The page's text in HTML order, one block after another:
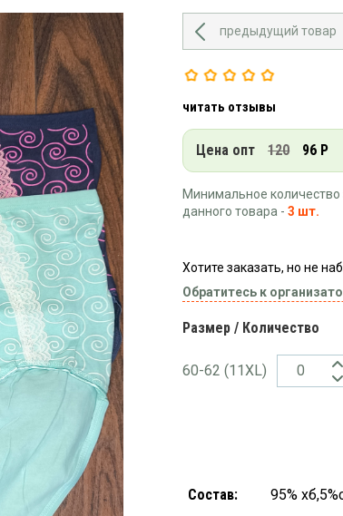
предыдущий товар
читать отзывы
Цена опт 120 96 Р
Минимальное количество
данного товара -3 шт.
Хотите заказать, но не
Обратитесь к
Размер / Количество
60-62 (11ХL)
Состав:
95%